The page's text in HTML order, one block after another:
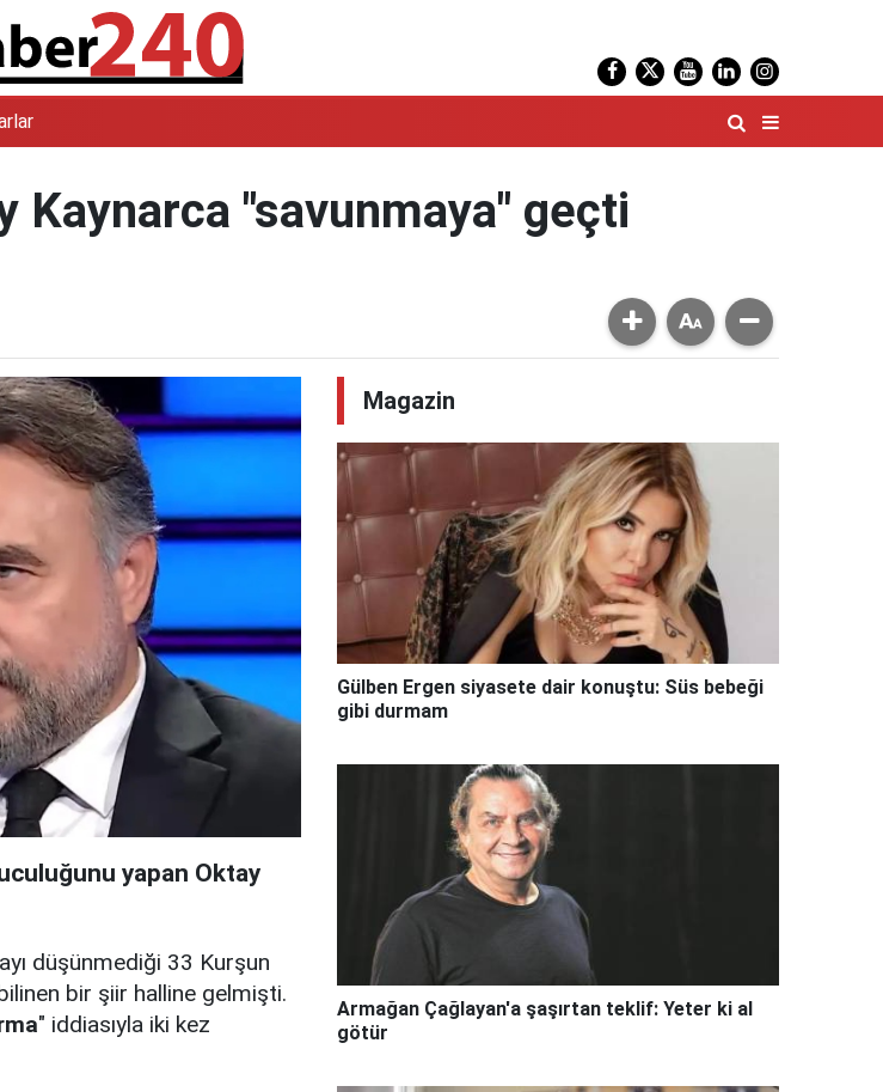
"savunmaya" geçti
yapan Oktay
düşünmediği 33 Kurşun
bir şiir halline gelmişti.
" iddiasıyla iki kez
Magazin
Gülben Ergen siyasete dair konuştu: Süs bebeği
gibi durmam
Armağan Çağlayan'a şaşırtan teklif: Yeter ki al
götür